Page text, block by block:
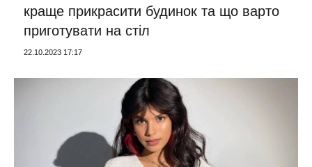
краще прикрасити будинок та що варто
приготувати на стіл
22.10.2023 17:17